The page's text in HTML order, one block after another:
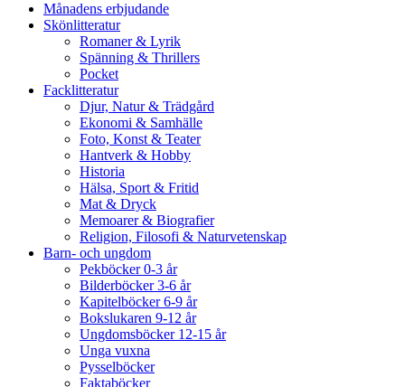
Månadens erbjudande
Skönlitteratur
Romaner & Lyrik
Spänning & Thrillers
Pocket
Facklitteratur
Djur, Natur & Trädgård
Ekonomi & Samhälle
Foto, Konst & Teater
Hantverk & Hobby
Historia
Hälsa, Sport & Fritid
Mat & Dryck
Memoarer & Biografier
Religion, Filosofi & Naturvetenskap
Barn- och ungdom
Pekböcker 0-3 år
Bilderböcker 3-6 år
Kapitelböcker 6-9 år
Bokslukaren 9-12 år
Ungdomsböcker 12-15 år
Unga vuxna
Pysselböcker
Faktaböcker